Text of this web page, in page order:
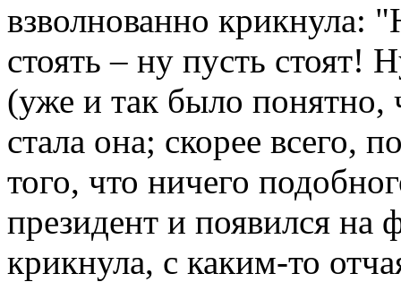
взволнованно крикнула:
стоять – ну пусть стоят!
(уже и так было понятно,
стала она; скорее всего,
того, что ничего
президент и появился на
крикнула, с каким-то